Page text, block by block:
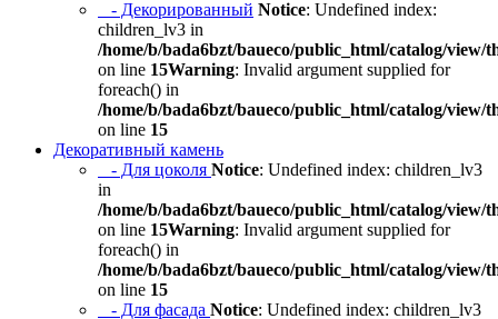
- Декорированный Notice: Undefined index:
children_lv3 in
/home/b/bada6bzt/baueco/public_html/catalog/view/
on line 15Warning: Invalid argument supplied for
foreach() in
/home/b/bada6bzt/baueco/public_html/catalog/view/
on line 15
Декоративный камень
- Для цоколя Notice: Undefined index: children_lv3
in
/home/b/bada6bzt/baueco/public_html/catalog/view/
on line 15Warning: Invalid argument supplied for
foreach() in
/home/b/bada6bzt/baueco/public_html/catalog/view/
on line 15
- Для фасада Notice: Undefined index: children_lv3